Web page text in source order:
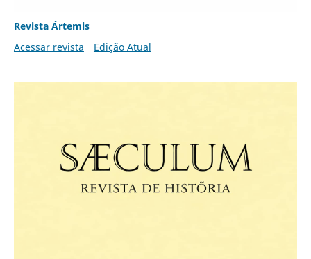
Revista Ártemis
Acessar revista
Edição Atual